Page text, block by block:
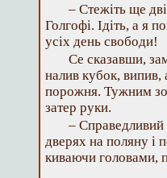
– Стежіть ще
Голгофі. Ідіть, а я
усіх день свободи!
Се сказавши,
налив кубок,
порожня. Тужним
затер руки.
– Справедливий
дверях на поляну і
киваючи головами,